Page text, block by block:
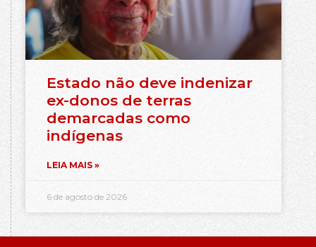
Estado não deve indenizar
ex-donos de terras
demarcadas como
indígenas
LEIA MAIS »
6 de agosto de 2026